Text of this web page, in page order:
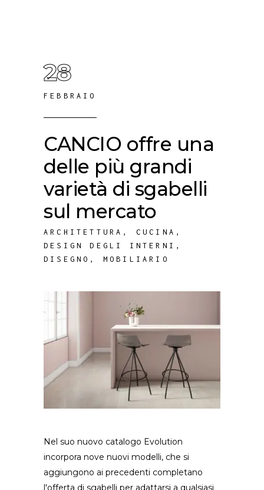
28
FEBBRAIO
CANCIO offre una
delle più grandi
varietà di sgabelli
sul mercato
ARCHITETTURA , CUCINA ,
DESIGN DEGLI INTERNI ,
DISEGNO , MOBILIARIO
Nel suo nuovo catalogo Evolution
incorpora nove nuovi modelli, che si
aggiungono ai precedenti completano
l'offerta di sgabelli per adattarsi a qualsiasi